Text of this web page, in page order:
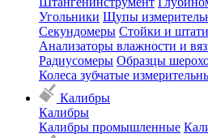
Угольники Щупы
Секундомеры Стойки и
Анализаторы влажности и
Радиусомеры Образцы
Колеса зубчатые
Калибры
Калибры
Калибры промышленные